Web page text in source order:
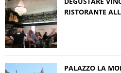
RISTORANTE
PALAZZO LA